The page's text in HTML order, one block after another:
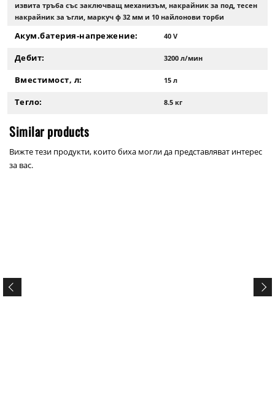
извита тръба със заключващ механизъм, накрайник за под, тесен
накрайник за ъгли, маркуч ф 32 мм и 10 найлонови торби
Акум.батерия-напрежение: 40 V
Дебит: 3200 л/мин
Вместимост, л: 15 л
Тегло: 8.5 кг
Similar products
Вижте тези продукти, които биха могли да представляват интерес
за вас.